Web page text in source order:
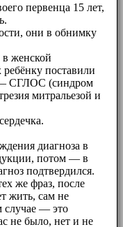
первенца 15 лет,
они в обнимку
женской
поставили
— СГЛОС (синдром
митральезой и
диагноза в
потом — в
подтвердился.
же фраз, после
жить, сам не
случае — это
не было, нет и не